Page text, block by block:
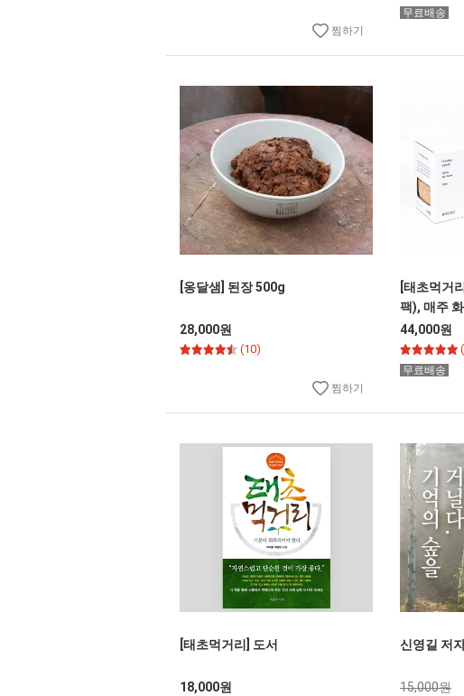
찜하기
무료배송
[옹달샘] 된장 500g
28,000원
(10)
찜하기
[태초먹거
팩), 매주
44,000원
무료배송
[태초먹거리] 도서
18,000원
신영길 저
15,000원